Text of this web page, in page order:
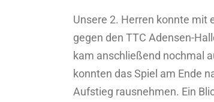
Unsere 2. Herren konnte mit
gegen den TTC Adensen-
kam anschließend nochmal
konnten das Spiel am Ende
Aufstieg rausnehmen. Ein